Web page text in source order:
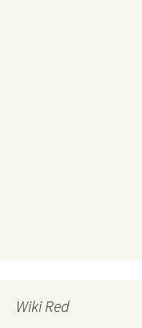
Wiki Red